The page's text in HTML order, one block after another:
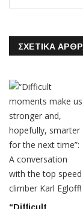
ΣΧΕΤΙΚΆ
“Difficult